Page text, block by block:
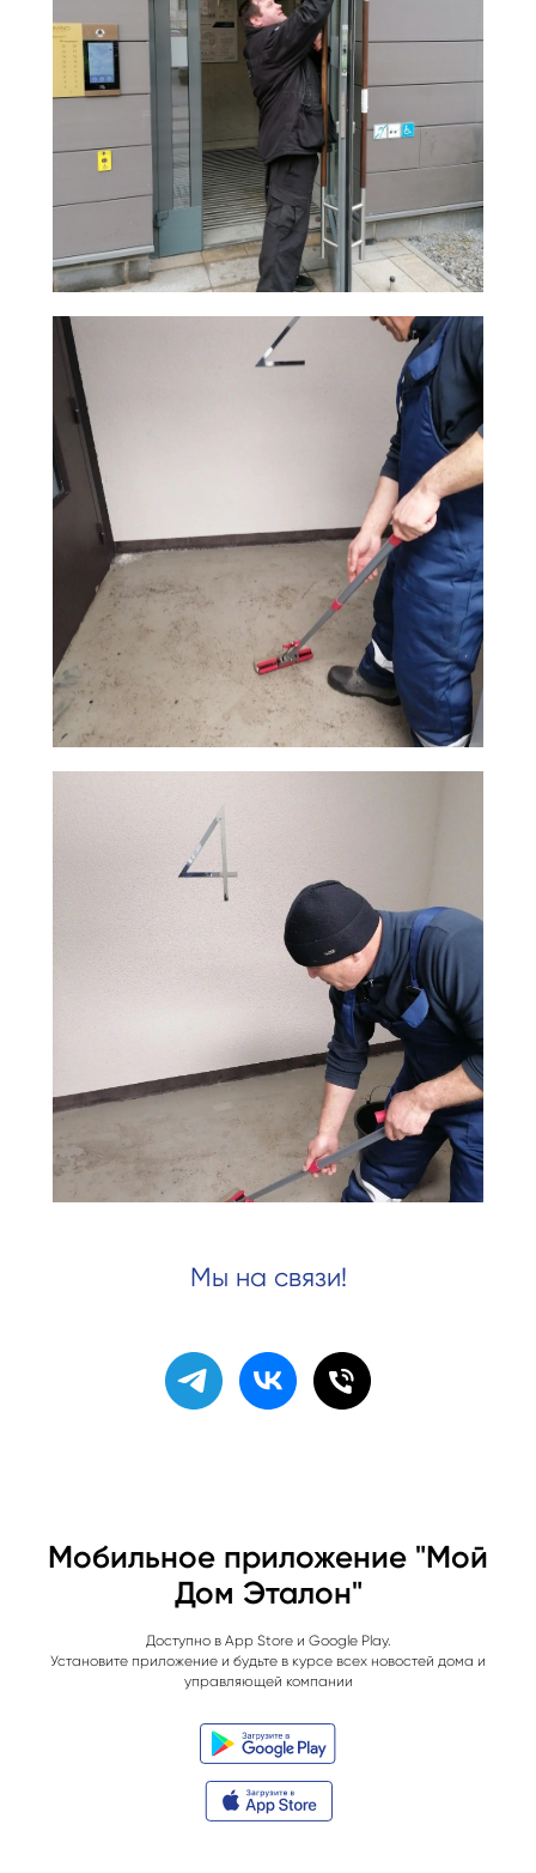
Мы на связи!
Мобильное приложение "Мой
Дом Эталон"
Доступно в App Store и Google Play.
Установите приложение и будьте в курсе всех новостей дома и
управляющей компании